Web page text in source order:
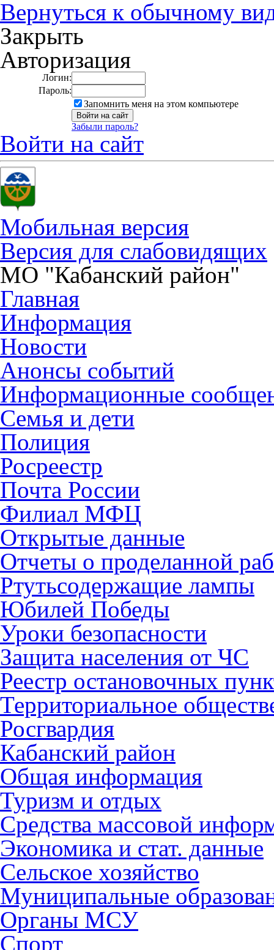
Вернуться к обычному
Закрыть
Авторизация
Логин:
Пароль:
Запомнить меня на этом компьютере
Забыли пароль?
Войти на сайт
Мобильная версия
Версия для слабовидящих
МО "Кабанский район"
Главная
Информация
Новости
Анонсы событий
Информационные
Семья и дети
Полиция
Росреестр
Почта России
Филиал МФЦ
Открытые данные
Отчеты о проделанной
Ртутьсодержащие лампы
Юбилей Победы
Уроки безопасности
Защита населения от ЧС
Реестр остановочных
Территориальное
Росгвардия
Кабанский район
Общая информация
Туризм и отдых
Средства массовой
Экономика и стат. данные
Сельское хозяйство
Муниципальные
Органы МСУ
Спорт